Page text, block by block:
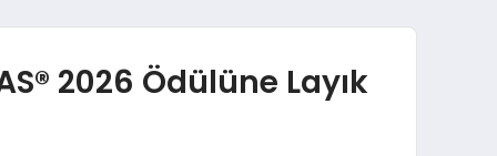
2026 Ödülüne Layık